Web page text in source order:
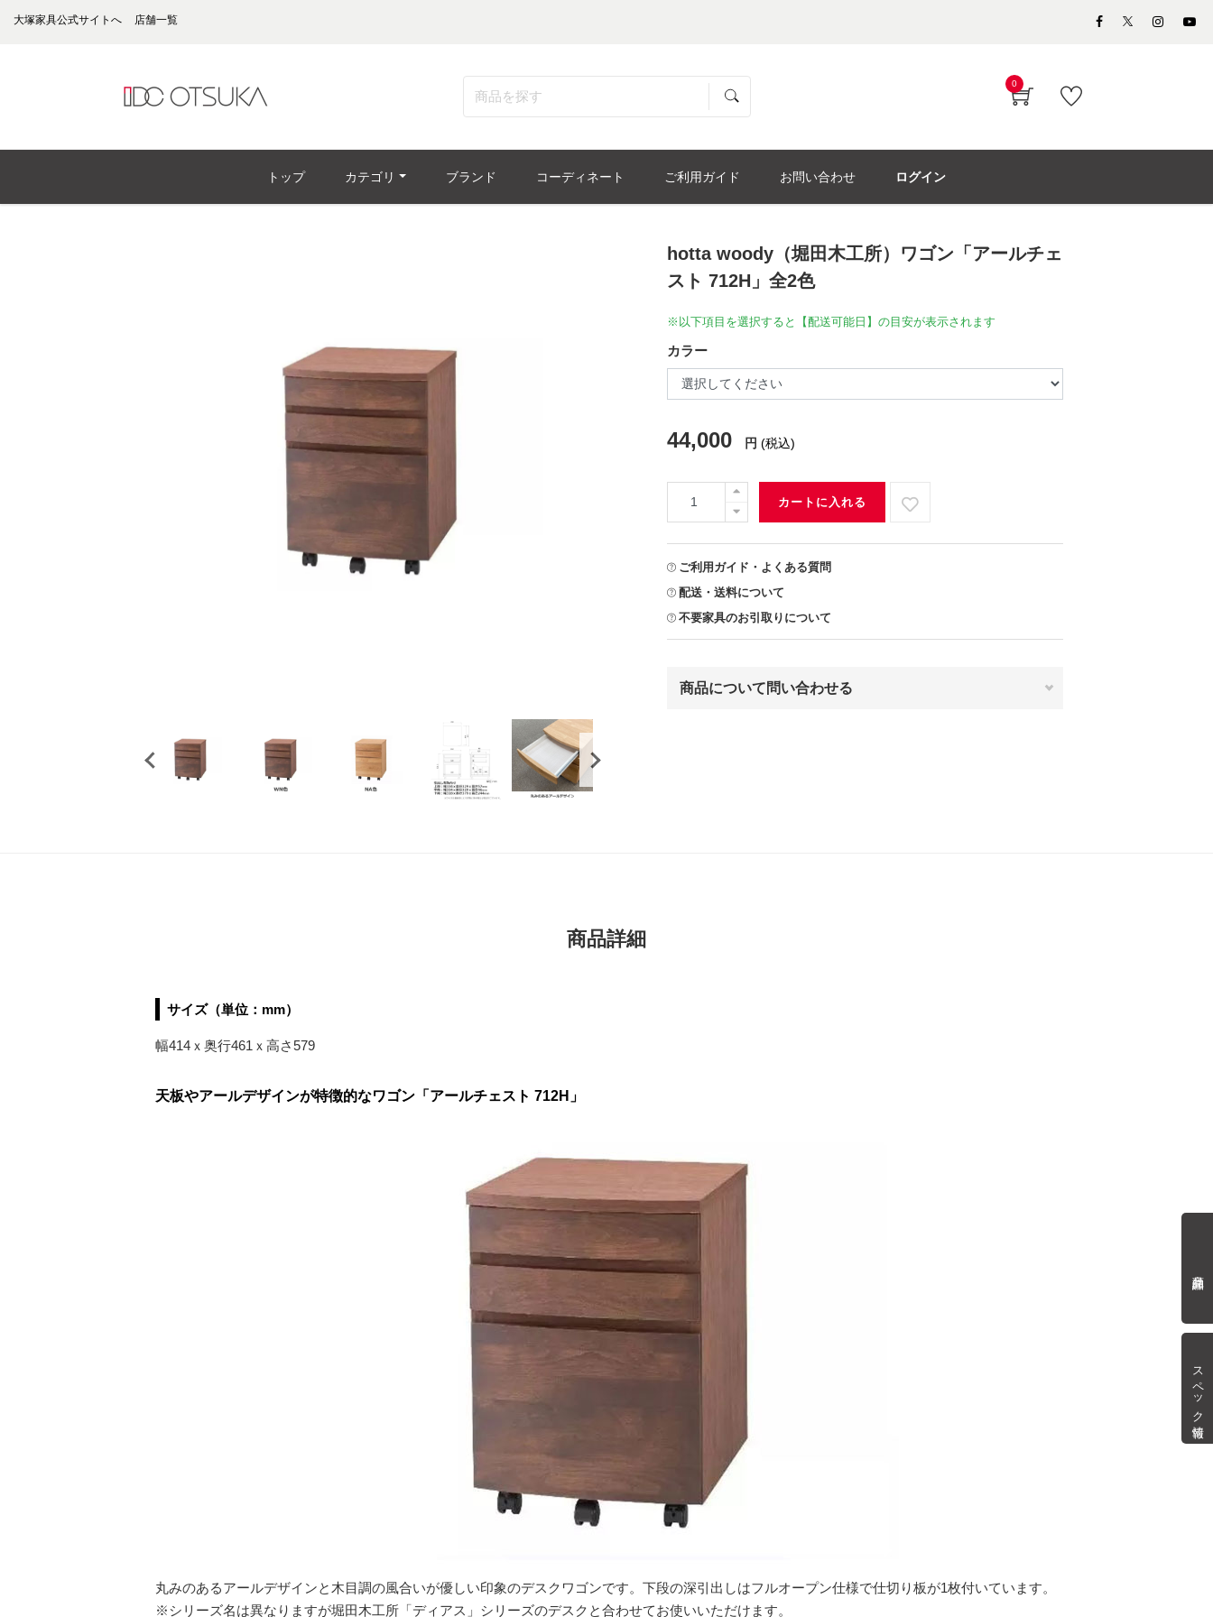
スペック情報
大塚家具公式サイトへ 店舗一覧
0
トップ カテゴリ ブランド コーディネート ご利用ガイド お問い合わせ ログイン
hotta woody（堀田木工所）ワゴン「アールチェ
スト 712H」全2色
※以下項目を選択すると【配送可能日】の目安が表示されます
カラー
44,000 円 (税込)
カートに入れる
ご利用ガイド・よくある質問
配送・送料について
不要家具のお引取りについて
商品について問い合わせる
商品詳細
サイズ（単位：mm）
幅414ｘ奥行461ｘ高さ579
天板やアールデザインが特徴的なワゴン「アールチェスト 712H」
丸みのあるアールデザインと木目調の風合いが優しい印象のデスクワゴンです。下段の深引出しはフルオープン仕様で仕切り板が1枚付いています。
※シリーズ名は異なりますが堀田木工所「ディアス」シリーズのデスクと合わせてお使いいただけます。